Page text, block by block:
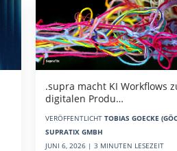
.supra macht KI Workflows
digitalen Produ…
VERÖFFENTLICHT TOBIAS GOECKE
SUPRATIX GMBH
JUNI 6, 2026 | 3 MINUTEN LESEZEIT